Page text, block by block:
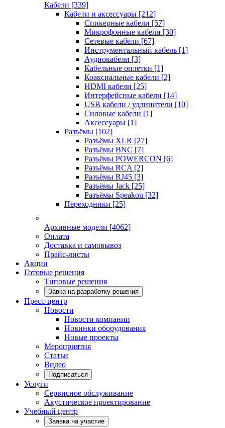
Кабели [339]
Кабели и аксессуары [212]
Спикерные кабели [57]
Микрофонные кабели [30]
Сетевые кабели [67]
Инструментальный кабель [1]
Аудиокабели [3]
Кабельные оплетки [1]
Коаксиальные кабели [2]
HDMI кабели [25]
Интерфейсные кабели [14]
USB кабели / удлинители [10]
Силовые кабели [1]
Аксессуары [1]
Разъёмы [102]
Разъёмы XLR [27]
Разъёмы BNC [7]
Разъёмы POWERCON [6]
Разъёмы RCA [2]
Разъёмы RJ45 [3]
Разъёмы Jack [25]
Разъёмы Speakon [32]
Переходники [25]
Архивные модели [4062]
Оплата
Доставка и самовывоз
Прайс-листы
Акции
Готовые решения
Типовые решения
Завка на разработку решения
Пресс-центр
Новости
Новости компании
Новинки оборудования
Новые проекты
Мероприятия
Статьи
Видео
Подписаться
Услуги
Сервисное обслуживание
Акустическое проектирование
Учебный центр
Заявка на участие